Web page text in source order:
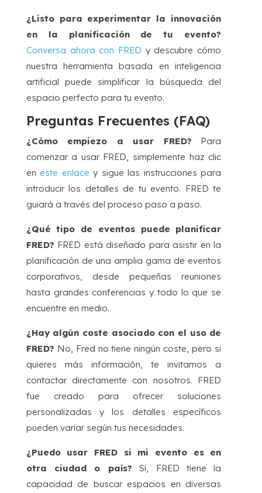
¿Listo para experimentar la innovación
en la planificación de tu evento?
Conversa ahora con FRED y descubre cómo
nuestra herramienta basada en inteligencia
artificial puede simplificar la búsqueda del
espacio perfecto para tu evento.
Preguntas Frecuentes (FAQ)
¿Cómo empiezo a usar FRED? Para
comenzar a usar FRED, simplemente haz clic
eneste enlace y sigue las instrucciones para
introducir los detalles de tu evento. FRED te
guiará a través del proceso paso a paso.
¿Qué tipo de eventos puede planificar
FRED? FRED está diseñado para asistir en la
planificación de una amplia gama de eventos
corporativos, desde pequeñas reuniones
hasta grandes conferencias y todo lo que se
encuentre en medio.
¿Hay algún coste asociado con el uso de
FRED? No, Fred no tiene ningún coste, pero si
quieres más información, te invitamos a
contactar directamente con nosotros. FRED
fue creado para ofrecer soluciones
personalizadas y los detalles específicos
pueden variar según tus necesidades.
¿Puedo usar FRED si mi evento es en
otra ciudad o país? Sí, FRED tiene la
capacidad de buscar espacios en diversas